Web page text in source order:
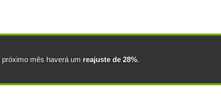
mês haverá um reajuste de 28%.